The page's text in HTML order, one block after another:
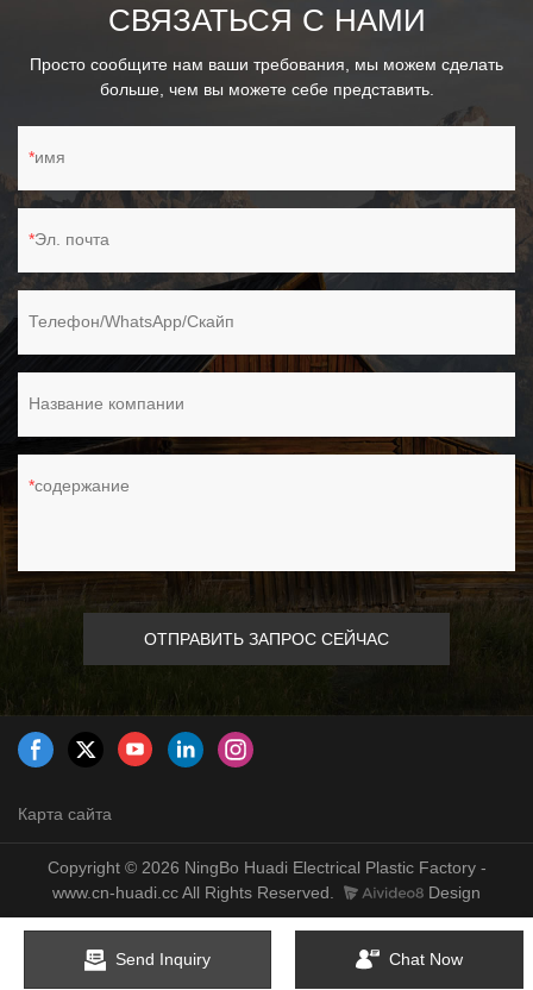
СВЯЗАТЬСЯ С НАМИ
Просто сообщите нам ваши требования, мы можем сделать
больше, чем вы можете себе представить.
имя
Эл. почта
Телефон/WhatsApp/Скайп
Название компании
содержание
ОТПРАВИТЬ ЗАПРОС СЕЙЧАС
Карта сайта
Copyright © 2026 NingBo Huadi Electrical Plastic Factory -
www.cn-huadi.cc All Rights Reserved.
Design
Send Inquiry Chat Now